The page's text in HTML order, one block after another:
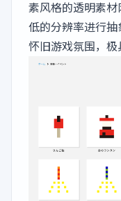
素风格的透明素
低的分辨率进行
怀旧游戏氛围，极